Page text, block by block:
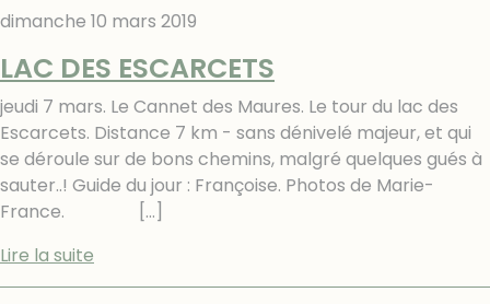
dimanche 10 mars 2019
LAC DES ESCARCETS
jeudi 7 mars. Le Cannet des Maures. Le tour du lac des
Escarcets. Distance 7 km - sans dénivelé majeur, et qui
se déroule sur de bons chemins, malgré quelques gués à
sauter..! Guide du jour : Françoise. Photos de Marie-
France.
[…]
Lire la suite